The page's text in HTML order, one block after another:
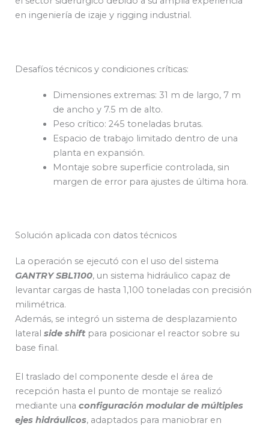
en ingeniería de izaje y rigging industrial.
Desafíos técnicos y condiciones críticas:
Dimensiones extremas: 31 m de largo, 7 m
de ancho y 7.5 m de alto.
Peso crítico: 245 toneladas brutas.
Espacio de trabajo limitado dentro de una
planta en expansión.
Montaje sobre superficie controlada, sin
margen de error para ajustes de última hora.
Solución aplicada con datos técnicos
La operación se ejecutó con el uso del sistema
GANTRY SBL1100, un sistema hidráulico capaz de
levantar cargas de hasta 1,100 toneladas con precisión
milimétrica.
Además, se integró un sistema de desplazamiento
lateral side shift para posicionar el reactor sobre su
base final.
El traslado del componente desde el área de
recepción hasta el punto de montaje se realizó
mediante una configuración modular de múltiples
ejes hidráulicos, adaptados para maniobrar en